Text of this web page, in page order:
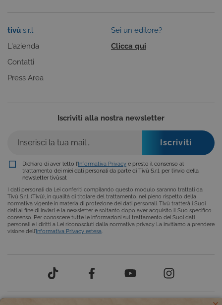
tivù s.r.l.
L'azienda
Contatti
Press Area
Sei un editore?
Clicca qui
Iscriviti alla nostra newsletter
Dichiaro di aver letto l’Informativa Privacy e presto il consenso al
trattamento dei miei dati personali da parte di Tivù S.r.l. per l’invio della
newsletter tivùsat
I dati personali da Lei conferiti compilando questo modulo saranno trattati da
Tivù S.r.l. (Tivù), in qualità di titolare del trattamento, nel pieno rispetto della
normativa vigente in materia di protezione dei dati personali. Tivù tratterà i Suoi
dati al fine di inviarLe la newsletter e soltanto dopo aver acquisito il Suo specifico
consenso. Per conoscere tutte le informazioni sul trattamento dei Suoi dati
personali e i diritti a Lei riconosciuti dalla normativa privacy La invitiamo a prendere
visione dell’Informativa Privacy estesa
ASP.NET_SessionId
Microsoft
Corporation
www.tivusat.tv
Sessione